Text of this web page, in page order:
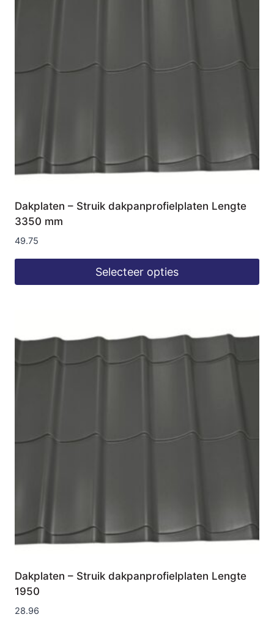
Dakplaten – Struik dakpanprofielplaten Lengte
3350 mm
49.75
Selecteer opties
Dakplaten – Struik dakpanprofielplaten Lengte
1950
28.96